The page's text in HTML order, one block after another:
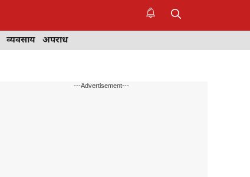
व्यवसाय अपराध
---Advertisement---